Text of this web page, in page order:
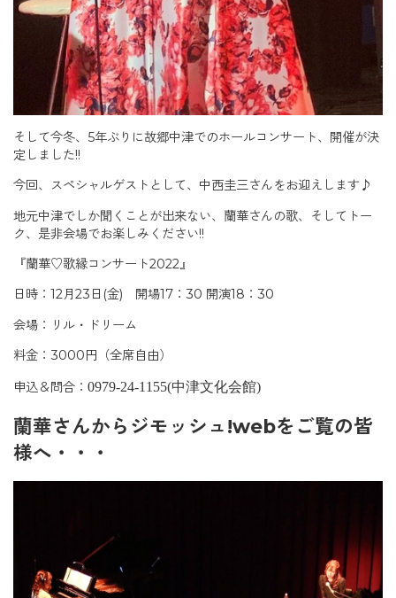
そして今冬、5年ぶりに故郷中津でのホールコンサート、開催が決
定しました!!
今回、スペシャルゲストとして、中西圭三さんをお迎えします♪
地元中津でしか聞くことが出来ない、蘭華さんの歌、そしてトー
ク、是非会場でお楽しみください!!
『蘭華♡歌縁コンサート2022』
日時：12月23日(金) 開場17：30 開演18：30
会場：リル・ドリーム
料金：3000円（全席自由）
申込＆問合： 0979-24-1155(中津文化会館)
蘭華さんからジモッシュ!webをご覧の皆
様へ・・・